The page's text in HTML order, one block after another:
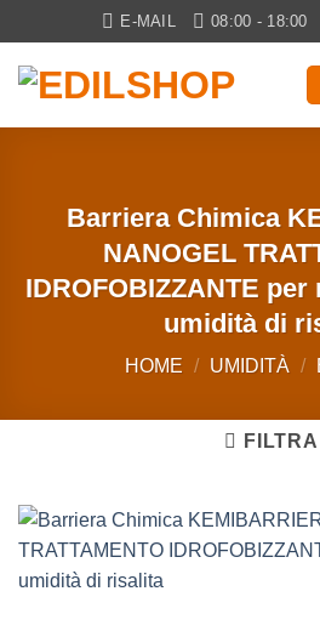
ai
contenuti
E-MAIL 08:00 - 18:00
Barriera Chimica
NANOGEL
IDROFOBIZZANTE
umidità di
HOME / UMIDITÀ /
FILTRA